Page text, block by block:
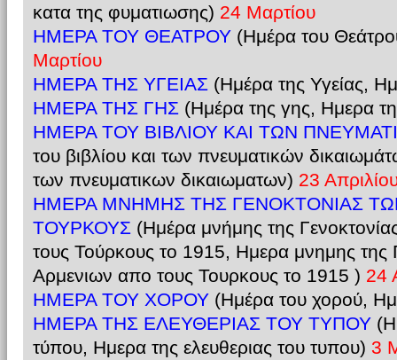
κατα της φυματιωσης) 24 Μαρτίου
ΗΜΕΡΑ ΤΟΥ ΘΕΑΤΡΟΥ (Ημέρα του
Μαρτίου
ΗΜΕΡΑ ΤΗΣ ΥΓΕΙΑΣ (Ημέρα της Υγείας,
ΗΜΕΡΑ ΤΗΣ ΓΗΣ (Ημέρα της γης, Ημερα
ΗΜΕΡΑ ΤΟΥ ΒΙΒΛΙΟΥ ΚΑΙ ΤΩΝ
του βιβλίου και των πνευματικών
των πνευματικων δικαιωματων) 23
ΗΜΕΡΑ ΜΝΗΜΗΣ ΤΗΣ ΓΕΝΟΚΤΟΝΙΑΣ
ΤΟΥΡΚΟΥΣ (Ημέρα μνήμης της
τους Τούρκους το 1915, Ημερα μνημης της
Αρμενιων απο τους Τουρκους το 1915 ) 24
ΗΜΕΡΑ ΤΟΥ ΧΟΡΟΥ (Ημέρα του χορού,
ΗΜΕΡΑ ΤΗΣ ΕΛΕΥΘΕΡΙΑΣ ΤΟΥ ΤΥΠΟΥ
τύπου, Ημερα της ελευθεριας του τυπου) 3